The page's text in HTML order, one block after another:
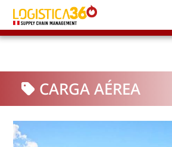
CARGA AÉREA